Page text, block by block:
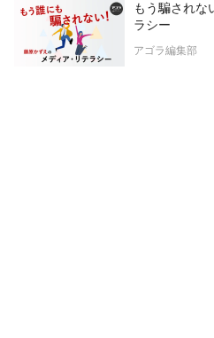
もう騙され
ラシー
アゴラ編集部